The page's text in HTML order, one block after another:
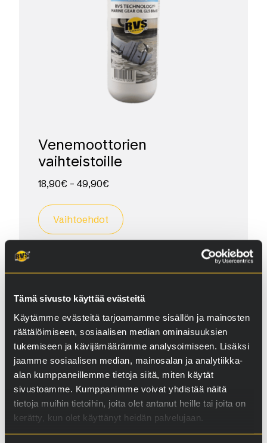
Tämä sivusto käyttää evästeitä
Käytämme evästeitä tarjoamamme sisällön ja mainosten
räätälöimiseen, sosiaalisen median ominaisuuksien
tukemiseen ja kävijämäärämme analysoimiseen. Lisäksi
jaamme sosiaalisen median, mainosalan ja analytiikka-
alan kumppaneillemme tietoja siitä, miten käytät
sivustoamme. Kumppanimme voivat yhdistää näitä
tietoja muihin tietoihin, joita olet antanut heille tai joita on
kerätty, kun olet käyttänyt heidän palvelujaan.
Venemoottorien
vaihteistoille
18,90€ – 49,90€
Vaihtoehdot